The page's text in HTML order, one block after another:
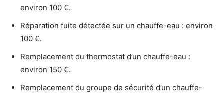
environ 100 €.
Réparation fuite détectée sur un chauffe-eau : environ
100 €.
Remplacement du thermostat d’un chauffe-eau :
environ 150 €.
Remplacement du groupe de sécurité d’un chauffe-